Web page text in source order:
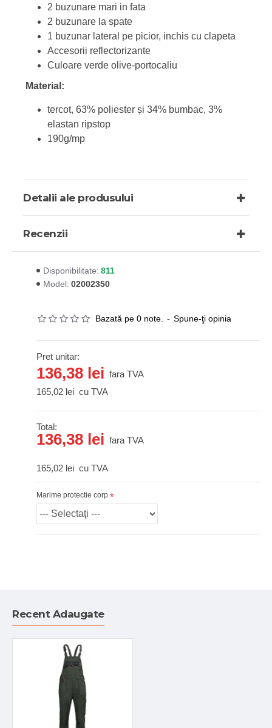
2 buzunare mari in fata
2 buzunare la spate
1 buzunar lateral pe picior, inchis cu clapeta
Accesorii reflectorizante
Culoare verde olive-portocaliu
Material:
tercot, 63% poliester și 34% bumbac, 3%
elastan ripstop
190g/mp
Detalii ale produsului
Recenzii
Disponibilitate: 811
Model: 02002350
Bazată pe 0 note. - Spune-ţi opinia
Pret unitar:
136,38 lei fara TVA
165,02 lei cu TVA
Total:
136,38 lei fara TVA
165,02 lei cu TVA
Marime protectie corp
Recent Adaugate